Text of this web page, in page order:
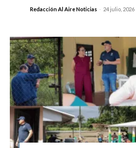
Redacción Al Aire Noticias - 24 julio, 2026